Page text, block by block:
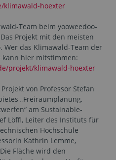
klimawald-hoexter
Team beim yooweedoo-
Projekt mit den meisten
Wer das Klimawald-Team der
kann hier mitstimmen:
projekt/klimawald-hoexter
von Professor Stefan
„Freiraumplanung,
am Sustainable-
Löffl, Leiter des Instituts für
Hochschule
Kathrin Lemme,
Fläche wird den